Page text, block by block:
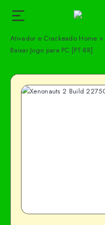
Ativador e Crackeado Home »
Baixar Jogo para PC [PT-BR]